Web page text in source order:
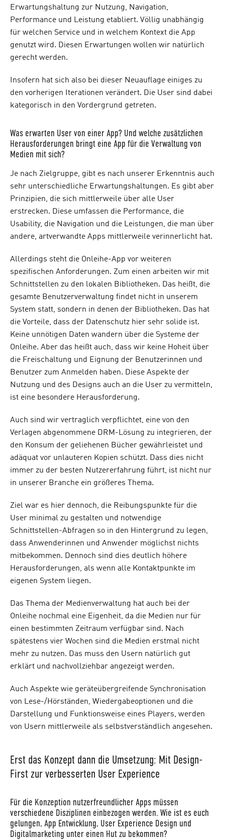
Erwartungshaltung zur Nutzung, Navigation,
Performance und Leistung etabliert. Völlig unabhängig
für welchen Service und in welchem Kontext die App
genutzt wird. Diesen Erwartungen wollen wir natürlich
gerecht werden.
Insofern hat sich also bei dieser Neuauflage einiges zu
den vorherigen Iterationen verändert. Die User sind dabei
kategorisch in den Vordergrund getreten.
Was erwarten User von einer App? Und welche zusätzlichen
Herausforderungen bringt eine App für die Verwaltung von
Medien mit sich?
Je nach Zielgruppe, gibt es nach unserer Erkenntnis auch
sehr unterschiedliche Erwartungshaltungen. Es gibt aber
Prinzipien, die sich mittlerweile über alle User
erstrecken. Diese umfassen die Performance, die
Usability, die Navigation und die Leistungen, die man über
andere, artverwandte Apps mittlerweile verinnerlicht hat.
Allerdings steht die Onleihe-App vor weiteren
spezifischen Anforderungen. Zum einen arbeiten wir mit
Schnittstellen zu den lokalen Bibliotheken. Das heißt, die
gesamte Benutzerverwaltung findet nicht in unserem
System statt, sondern in denen der Bibliotheken. Das hat
die Vorteile, dass der Datenschutz hier sehr solide ist.
Keine unnötigen Daten wandern über die Systeme der
Onleihe. Aber das heißt auch, dass wir keine Hoheit über
die Freischaltung und Eignung der Benutzerinnen und
Benutzer zum Anmelden haben. Diese Aspekte der
Nutzung und des Designs auch an die User zu vermitteln,
ist eine besondere Herausforderung.
Auch sind wir vertraglich verpflichtet, eine von den
Verlagen abgenommene DRM-Lösung zu integrieren, der
den Konsum der geliehenen Bücher gewährleistet und
adäquat vor unlauteren Kopien schützt. Dass dies nicht
immer zu der besten Nutzererfahrung führt, ist nicht nur
in unserer Branche ein größeres Thema.
Ziel war es hier dennoch, die Reibungspunkte für die
User minimal zu gestalten und notwendige
Schnittstellen-Abfragen so in den Hintergrund zu legen,
dass Anwenderinnen und Anwender möglichst nichts
mitbekommen. Dennoch sind dies deutlich höhere
Herausforderungen, als wenn alle Kontaktpunkte im
eigenen System liegen.
Das Thema der Medienverwaltung hat auch bei der
Onleihe nochmal eine Eigenheit, da die Medien nur für
einen bestimmten Zeitraum verfügbar sind. Nach
spätestens vier Wochen sind die Medien erstmal nicht
mehr zu nutzen. Das muss den Usern natürlich gut
erklärt und nachvollziehbar angezeigt werden.
Auch Aspekte wie geräteübergreifende Synchronisation
von Lese-/Hörständen, Wiedergabeoptionen und die
Darstellung und Funktionsweise eines Players, werden
von Usern mittlerweile als selbstverständlich angesehen.
Erst das Konzept dann die Umsetzung: Mit Design-
First zur verbesserten User Experience
Für die Konzeption nutzerfreundlicher Apps müssen
verschiedene Disziplinen einbezogen werden. Wie ist es euch
gelungen, App Entwicklung, User Experience Design und
Digitalmarketing unter einen Hut zu bekommen?